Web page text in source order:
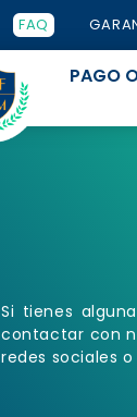
FAQ
PAGO
Si tienes
contactar con
redes sociales